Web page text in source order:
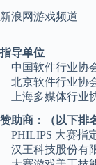
新浪网游戏频道
指导单位
中国软件行业协
北京软件行业协
上海多媒体行业
赞助商：（以下排
PHILIPS 大赛指
汉王科技股份有